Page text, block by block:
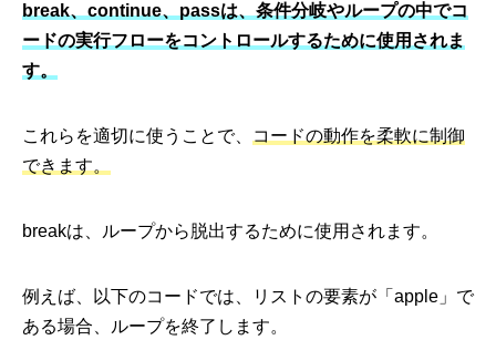
break、continue、passは、条件分岐やループの中でコ
ードの実行フローをコントロールするために使用されま
す。
これらを適切に使うことで、
コードの動作を柔軟に制御
できます。
breakは、ループから脱出するために使用されます。
例えば、以下のコードでは、リストの要素が「apple」で
ある場合、ループを終了します。